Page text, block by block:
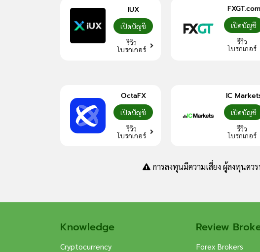
IUX
เปิดบัญชี
รีวิว
โบรกเกอร์
FXGT.com
เปิดบัญชี
รีวิว
โบรกเกอร์
OctaFX
เปิดบัญชี
รีวิว
โบรกเกอร์
IC
เปิดบัญชี
รีวิว
โบรกเกอร์
การลงทุนมีความเสี่ยง ผู้ลงทุนค
Knowledge
Cryptocurrency
Review
Forex Brokers